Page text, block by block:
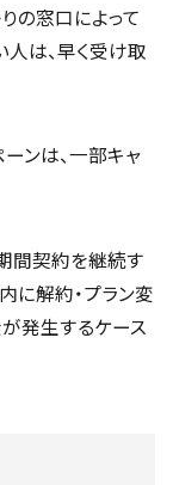
の窓口によって
人は、早く受け取
ンは、一部キャ
間契約を継続す
に解約・プラン変
発生するケース